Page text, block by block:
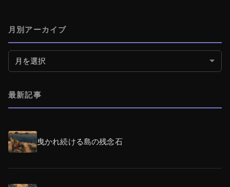
月別アーカイブ
月別アーカイブ
最新記事
曳かれ続ける島の残念石